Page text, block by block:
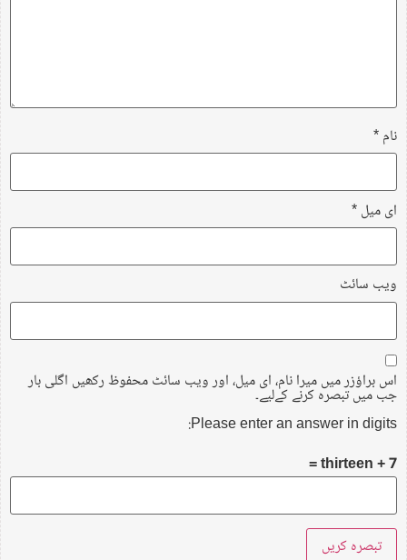
نام*
ای میل*
ویب‌ سائٹ
اس براؤزر میں میرا نام، ای میل، اور ویب سائٹ محفوظ رکھیں اگلی بار
جب میں تبصرہ کرنے کےلیے۔
Please enter an answer in digits:
7 + thirteen =